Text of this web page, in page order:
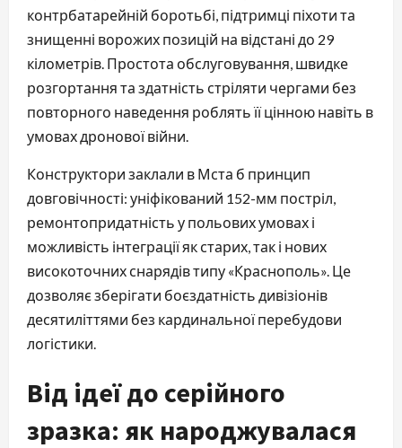
контрбатарейній боротьбі, підтримці піхоти та
знищенні ворожих позицій на відстані до 29
кілометрів. Простота обслуговування, швидке
розгортання та здатність стріляти чергами без
повторного наведення роблять її цінною навіть в
умовах дронової війни.
Конструктори заклали в Мста б принцип
довговічності: уніфікований 152-мм постріл,
ремонтопридатність у польових умовах і
можливість інтеграції як старих, так і нових
високоточних снарядів типу «Краснополь». Це
дозволяє зберігати боєздатність дивізіонів
десятиліттями без кардинальної перебудови
логістики.
Від ідеї до серійного
зразка: як народжувалася